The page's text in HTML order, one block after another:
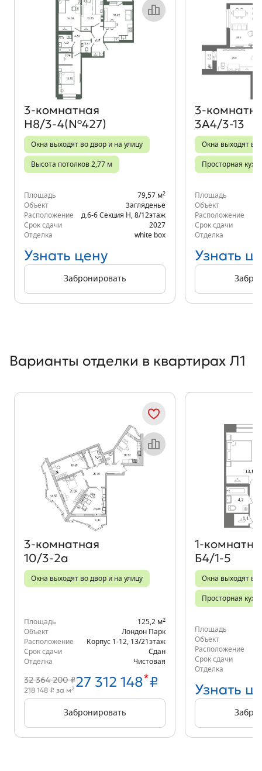
Объект месяца
3‑комнатная
Н8/3-4(№427)
Окна выходят во двор и на улицу
Высота потолков 2,77 м
Площадь 79,57 м2
Объект
Загляденье
Расположение
д.6-6 Секция Н 8/12этаж
Срок сдачи
2027
Отделка
white box
Узнать цену
Забронировать
3А4/3-13
Окна выходят во
Просторная
Площадь
Объект
Расположение
Срок сдачи
Отделка
Узнать
Варианты отделки в квартирах Л1
3‑комнатная
10/3-2а
Окна выходят во двор и на улицу
Площадь 125,2 м2
Объект
Лондон Парк
Расположение
Корпус 1-12 13/21 этаж
Срок сдачи
Сдан
Отделка
Чистовая
32 364 200 ₽27 312 148*₽
218 148 ₽ за м2
Забронировать
Б4/1-5
Окна выходят во
Просторная
Площадь
Объект
Расположение
Срок сдачи
Отделка
Узнать